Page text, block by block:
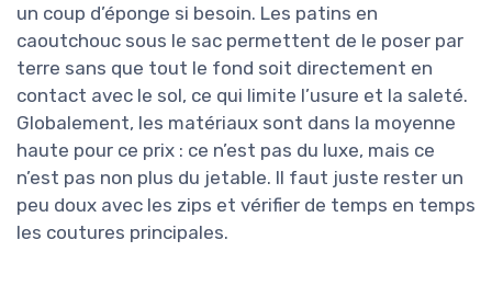
un coup d’éponge si besoin. Les patins en
caoutchouc sous le sac permettent de le poser par
terre sans que tout le fond soit directement en
contact avec le sol, ce qui limite l’usure et la saleté.
Globalement, les matériaux sont dans la moyenne
haute pour ce prix : ce n’est pas du luxe, mais ce
n’est pas non plus du jetable. Il faut juste rester un
peu doux avec les zips et vérifier de temps en temps
les coutures principales.